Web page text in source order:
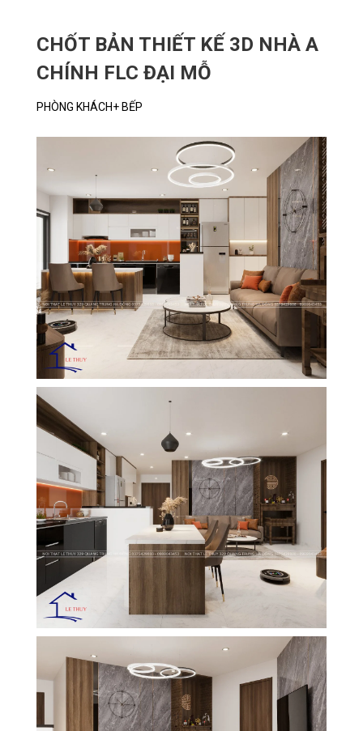
CHỐT BẢN THIẾT KẾ 3D NHÀ A
CHÍNH FLC ĐẠI MỖ
PHÒNG KHÁCH+ BẾP